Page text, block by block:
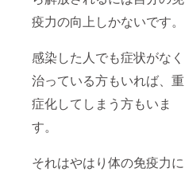
疫力の向上しかないです。
感染した人でも症状がなく
治っている方もいれば、重
症化してしまう方もいま
す。
それはやはり体の免疫力に